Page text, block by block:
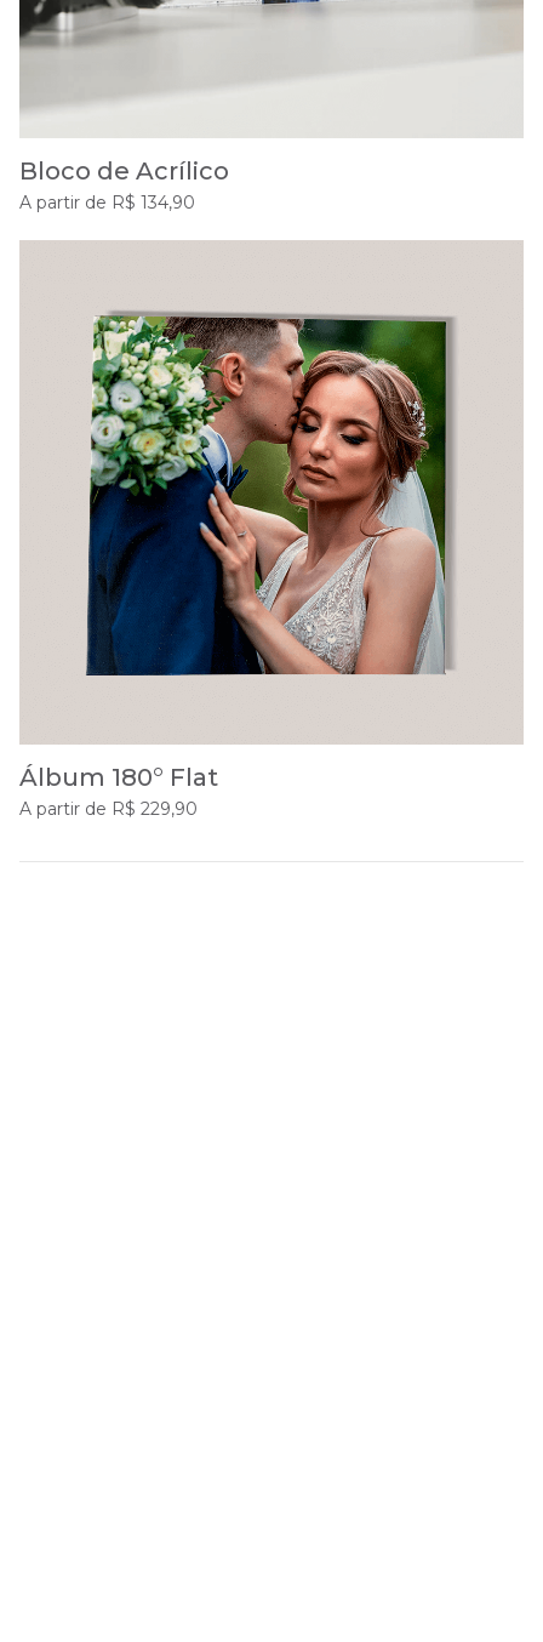
Bloco de Acrílico
A partir de R$ 134,90
Álbum 180° Flat
A partir de R$ 229,90